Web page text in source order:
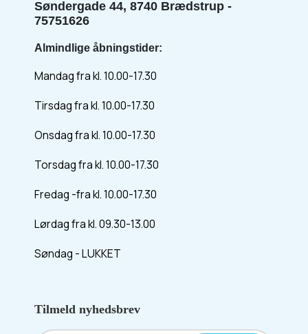
Søndergade 44, 8740 Brædstrup -
75751626
Almindlige åbningstider:
Mandag fra kl. 10.00-17.30
Tirsdag fra kl. 10.00-17.30
Onsdag fra kl. 10.00-17.30
Torsdag fra kl. 10.00-17.30
Fredag -fra kl. 10.00-17.30
Lørdag fra kl. 09.30-13.00
Søndag - LUKKET
Tilmeld nyhedsbrev